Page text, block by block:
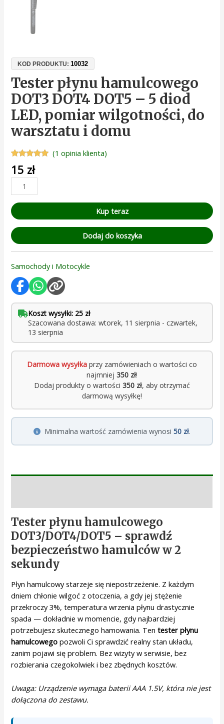
KOD PRODUKTU:10032
Tester płynu hamulcowego
DOT3 DOT4 DOT5 – 5 diod
LED, pomiar wilgotności, do
warsztatu i domu
Oceniony
5.00 na 5 na
podstawie
oceny
(1 opinia klienta)
15 zł
Kup teraz
Dodaj do koszyka
Samochody i Motocykle
Koszt wysyłki: 25 zł
Szacowana dostawa: wtorek, 11 sierpnia - czwartek,
13 sierpnia
Darmowa wysyłka przy zamówieniach o wartości co
najmniej 350 zł!
Dodaj produkty o wartości 350 zł, aby otrzymać
darmową wysyłkę!
Minimalna wartość zamówienia wynosi 50 zł.
Tester płynu hamulcowego
DOT3/DOT4/DOT5 – sprawdź
bezpieczeństwo hamulców w 2
sekundy
Płyn hamulcowy starzeje się niepostrzeżenie. Z każdym
dniem chłonie wilgoć z otoczenia, a gdy jej stężenie
przekroczy 3%, temperatura wrzenia płynu drastycznie
spada — dokładnie w momencie, gdy najbardziej
potrzebujesz skutecznego hamowania. Tentester płynu
hamulcowego pozwoli Ci sprawdzić realny stan układu,
zanim pojawi się problem. Bez wizyty w serwisie, bez
rozbierania czegokolwiek i bez zbędnych kosztów.
Uwaga: Urządzenie wymaga baterii AAA 1.5V, która nie jest
dołączona do zestawu.